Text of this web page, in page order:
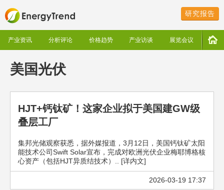
研究报告
产业资讯 分析评论 价格趋势 产业访谈 展览会议
美国光伏
HJT+钙钛矿！这家企业拟于美国建GW级
叠层工厂
集邦光储观察获悉，据外媒报道，3月12日，美国钙钛矿太阳
能技术公司Swift Solar宣布，完成对欧洲光伏企业梅耶博格核
心资产（包括HJT异质结技术）.. [详内文]
2026-03-19 17:37